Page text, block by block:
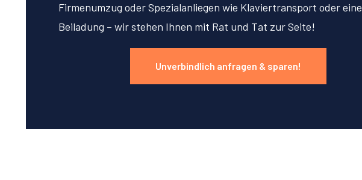
Firmenumzug oder Spezialanliegen wie Klaviertransport oder eine
Beiladung – wir stehen Ihnen mit Rat und Tat zur Seite!
Unverbindlich anfragen & sparen!